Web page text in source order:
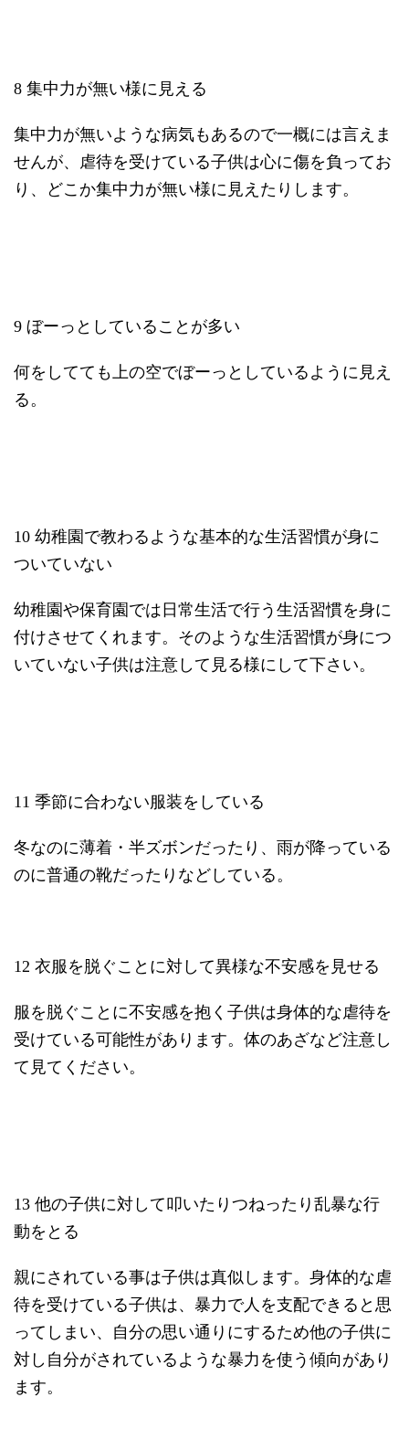
8 集中力が無い様に見える
集中力が無いような病気もあるので一概には言えま
せんが、虐待を受けている子供は心に傷を負ってお
り、どこか集中力が無い様に見えたりします。
9 ぼーっとしていることが多い
何をしてても上の空でぼーっとしているように見え
る。
10 幼稚園で教わるような基本的な生活習慣が身に
ついていない
幼稚園や保育園では日常生活で行う生活習慣を身に
付けさせてくれます。そのような生活習慣が身につ
いていない子供は注意して見る様にして下さい。
11 季節に合わない服装をしている
冬なのに薄着・半ズボンだったり、雨が降っている
のに普通の靴だったりなどしている。
12 衣服を脱ぐことに対して異様な不安感を見せる
服を脱ぐことに不安感を抱く子供は身体的な虐待を
受けている可能性があります。体のあざなど注意し
て見てください。
13 他の子供に対して叩いたりつねったり乱暴な行
動をとる
親にされている事は子供は真似します。身体的な虐
待を受けている子供は、暴力で人を支配できると思
ってしまい、自分の思い通りにするため他の子供に
対し自分がされているような暴力を使う傾向があり
ます。